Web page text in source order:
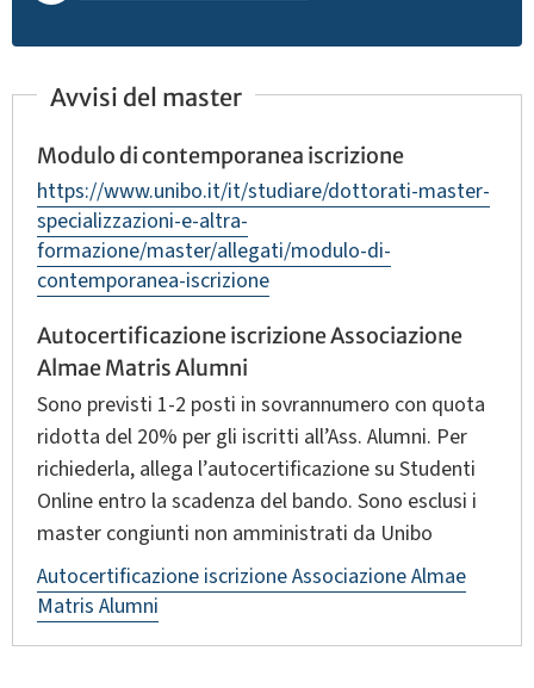
Avvisi del master
Modulo di contemporanea iscrizione
https://www.unibo.it/it/studiare/dottorati-master-
specializzazioni-e-altra-
formazione/master/allegati/modulo-di-
contemporanea-iscrizione
Autocertificazione iscrizione Associazione
Almae Matris Alumni
Sono previsti 1‑2 posti in sovrannumero con quota
ridotta del 20% per gli iscritti all’Ass. Alumni. Per
richiederla, allega l’autocertificazione su Studenti
Online entro la scadenza del bando. Sono esclusi i
master congiunti non amministrati da Unibo
Autocertificazione iscrizione Associazione Almae
Matris Alumni